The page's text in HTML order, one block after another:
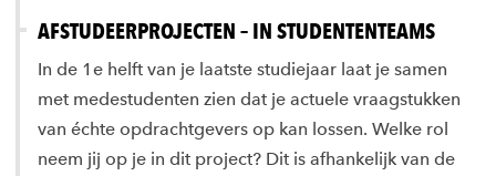
AFSTUDEERPROJECTEN – IN STUDENTENTEAMS
In de 1e helft van je laatste studiejaar laat je samen
met medestudenten zien dat je actuele vraagstukken
van échte opdrachtgevers op kan lossen. Welke rol
neem jij op je in dit project? Dit is afhankelijk van de